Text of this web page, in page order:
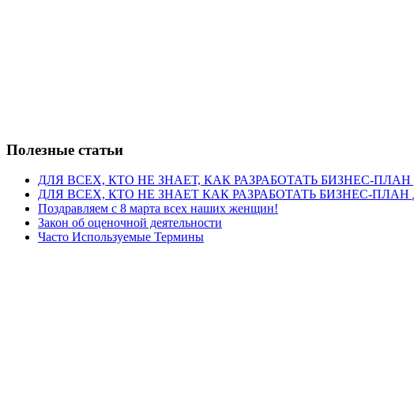
Полезные статьи
ДЛЯ ВСЕХ, КТО НЕ ЗНАЕТ, КАК РАЗРАБОТАТЬ БИЗНЕС-
ДЛЯ ВСЕХ, КТО НЕ ЗНАЕТ КАК РАЗРАБОТАТЬ БИЗНЕС-
Поздравляем с 8 марта всех наших женщин!
Закон об оценочной деятельности
Часто Используемые Термины